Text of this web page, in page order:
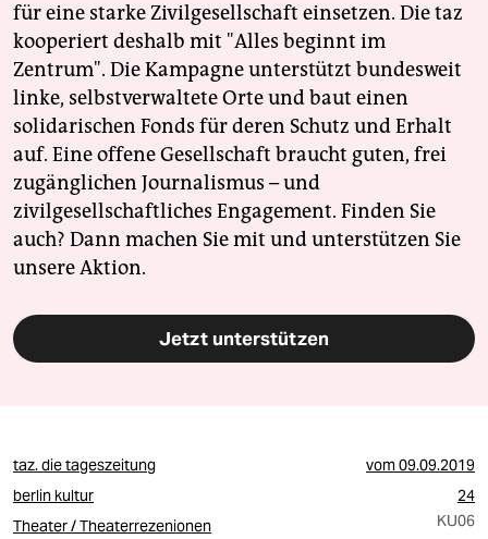
für eine starke Zivilgesellschaft einsetzen. Die taz
kooperiert deshalb mit "Alles beginnt im
Zentrum". Die Kampagne unterstützt bundesweit
linke, selbstverwaltete Orte und baut einen
solidarischen Fonds für deren Schutz und Erhalt
auf. Eine offene Gesellschaft braucht guten, frei
zugänglichen Journalismus – und
zivilgesellschaftliches Engagement. Finden Sie
auch? Dann machen Sie mit und unterstützen Sie
unsere Aktion.
Jetzt unterstützen
taz. die tageszeitung vom09.09.2019
berlin kultur
24
Theater / Theaterrezenionen
KU06